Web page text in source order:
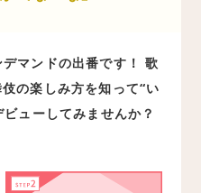
マンドの出番です！ 歌
の楽しみ方を知って“い
ューしてみませんか？